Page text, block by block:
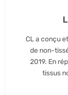
CL a conçu
de non-
2019. En
tissus